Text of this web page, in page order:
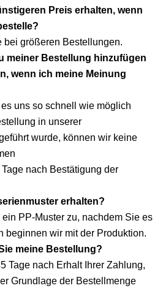
Preis erhalten, wenn
bei größeren Bestellungen.
meiner Bestellung hinzufügen
wenn ich meine Meinung
uns so schnell wie möglich
in unserer
wurde, können wir keine
nach Bestätigung der
erhalten?
PP-Muster zu, nachdem Sie es
beginnen wir mit der Produktion.
meine Bestellung?
Tage nach Erhalt Ihrer Zahlung,
Grundlage der Bestellmenge